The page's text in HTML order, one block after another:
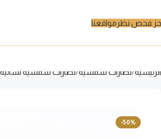
فحص نظر مواقعنا
الرئيسية نظارات شمسية نظارات شمسية نسائية
-50%